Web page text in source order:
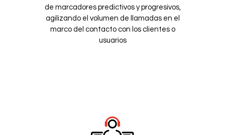
de marcadores predictivos y progresivos,
agilizando el volumen de llamadas en el
marco del contacto con los clientes o
usuarios